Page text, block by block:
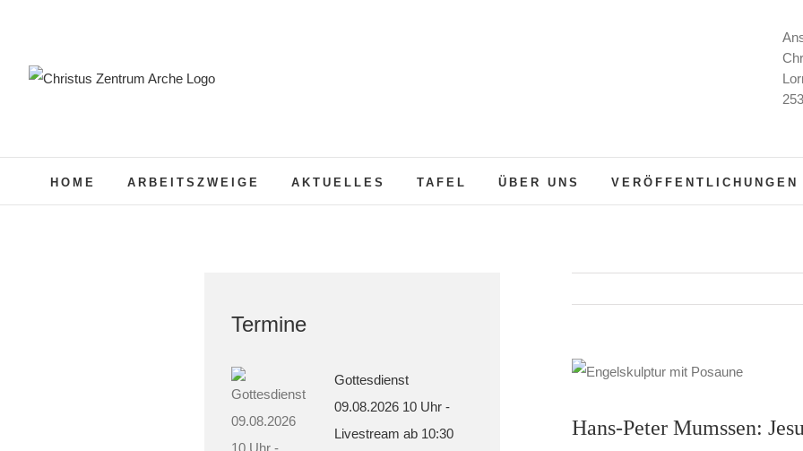
springen
HOME ARBEITSZWEIGE AKTUELLES TAFEL ÜBER UNS VERÖFFENTLICHUNGEN
Hans-Peter Mumssen:
Termine
Gottesdienst
09.08.2026 10 Uhr -
Livestream ab 10:30